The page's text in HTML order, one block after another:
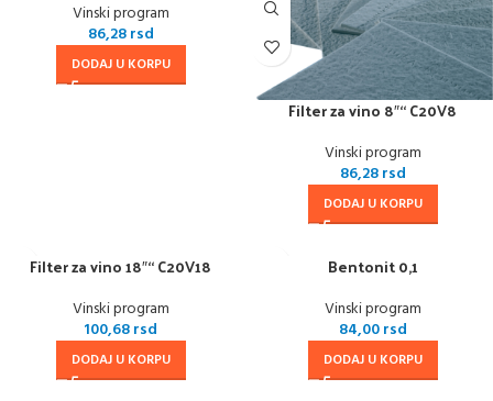
Vinski program
86,28rsd
DODAJ U KORPU
Filter za vino 8″“ C20V8
Vinski program
86,28rsd
DODAJ U KORPU
Filter za vino 18″“ C20V18
Vinski program
100,68rsd
DODAJ U KORPU
Bentonit 0,1
Vinski program
84,00rsd
DODAJ U KORPU